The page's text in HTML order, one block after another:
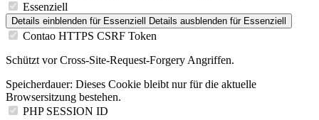
Essenziell
Details einblenden für Essenziell Details ausblenden für Essenziell
Contao HTTPS CSRF Token
Schützt vor Cross-Site-Request-Forgery Angriffen.
Speicherdauer: Dieses Cookie bleibt nur für die aktuelle
Browsersitzung bestehen.
PHP SESSION ID